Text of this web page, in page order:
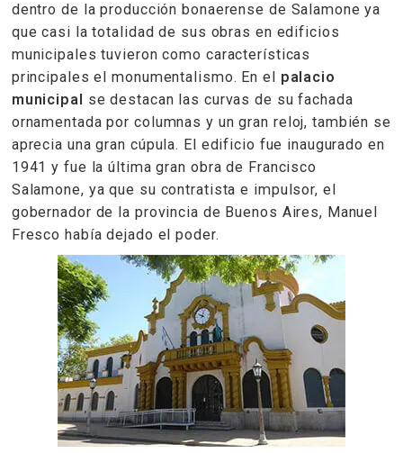
dentro de la producción bonaerense de Salamone ya
que casi la totalidad de sus obras en edificios
municipales tuvieron como características
principales el monumentalismo. En el palacio
municipal se destacan las curvas de su fachada
ornamentada por columnas y un gran reloj, también se
aprecia una gran cúpula. El edificio fue inaugurado en
1941 y fue la última gran obra de Francisco
Salamone, ya que su contratista e impulsor, el
gobernador de la provincia de Buenos Aires, Manuel
Fresco había dejado el poder.